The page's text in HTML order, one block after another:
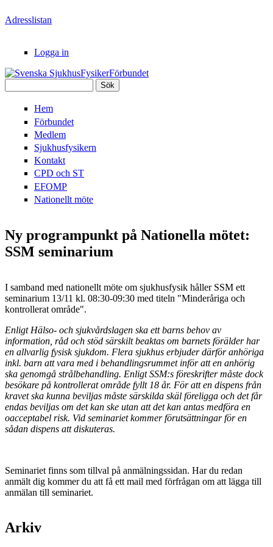
Adresslistan
Logga in
SjukhusFysikerFörbundet
Hem
Förbundet
Medlem
Sjukhusfysikern
Kontakt
CPD och ST
EFOMP
Nationellt möte
Ny programpunkt på Nationella mötet:
SSM seminarium
I samband med nationellt möte om sjukhusfysik håller SSM ett
seminarium 13/11 kl. 08:30-09:30 med titeln "Minderåriga och
kontrollerat område".
Enligt Hälso- och sjukvårdslagen ska ett barns behov av
information, råd och stöd särskilt beaktas om barnets förälder har
en allvarlig fysisk sjukdom. Flera sjukhus erbjuder därför anhöriga
inkl. barn att vara med i behandlingsrummet inför att en anhörig
ska genomgå strålbehandling. Enligt SSM:s föreskrifter måste dock
besökare på kontrollerat område fyllt 18 år. För att en dispens från
kravet ska kunna beviljas måste särskilda skäl föreligga och det får
endas beviljas om det kan ske utan att det kan antas medföra en
oacceptabel risk. Vid seminariet kommer förutsättningar för en
sådan dispens att diskuteras.
Seminariet finns som tillval på anmälningssidan. Har du redan
anmält dig kommer du att få ett mail med förfrågan om att lägga till
anmälan till seminariet.
Arkiv